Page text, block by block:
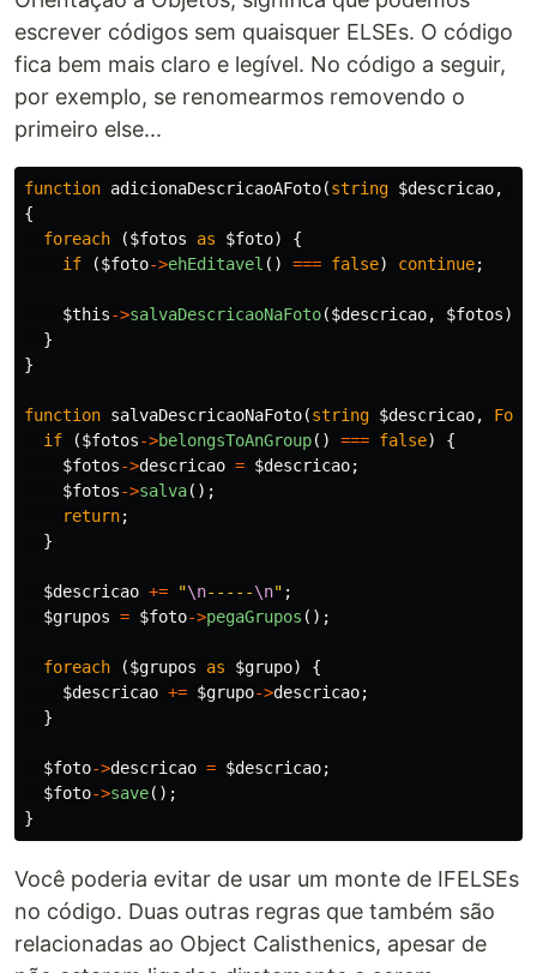
escrever códigos sem quaisquer ELSEs. O código
fica bem mais claro e legível. No código a seguir,
por exemplo, se renomearmos removendo o
primeiro else...
function adicionaDescricaoAFoto(string $descricao,
{
foreach
($fotos as $foto)
{
if
($foto->ehEditavel () === false) continue;
$this->salvaDescricaoNaFoto($descricao, $fotos);
}
}
function salvaDescricaoNaFoto(string $descricao,
Foto
if
($fotos->belongsToAnGroup() === false)
{
$fotos->descricao = $descricao;
$fotos->salva();
return;
}
$descricao += "\n-----\n" ;
$grupos = $foto->pegaGrupos ();
foreach ($grupos as $grupo)
{
$descricao += $grupo->descricao;
}
$foto->descricao = $descricao;
$foto->save();
}
Você poderia evitar de usar um monte de IFELSEs
no código. Duas outras regras que também são
relacionadas ao Object Calisthenics, apesar de